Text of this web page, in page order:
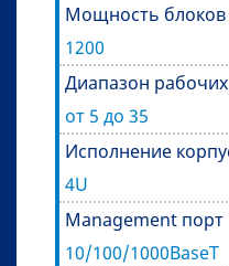
Мощность блоков
1200
Диапазон
от 5 до 35
Исполнение
4U
Management порт
10/100/1000BaseT